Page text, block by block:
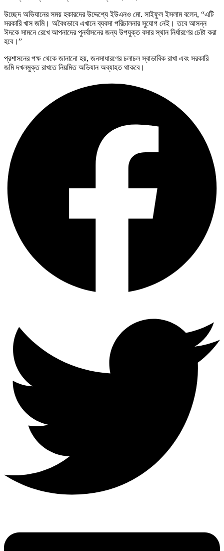
উচ্ছেদ অভিযানের সময় হকারদের উদ্দেশ্যে ইউএনও মো. সাইফুল ইসলাম বলেন, “এটি
সরকারি খাস জমি। অবৈধভাবে এখানে ব্যবসা পরিচালনার সুযোগ নেই। তবে আসন্ন
ঈদকে সামনে রেখে আপনাদের পুনর্বাসনের জন্য উপযুক্ত বসার স্থান নির্ধারণের চেষ্টা করা
হবে।”
প্রশাসনের পক্ষ থেকে জানানো হয়, জনসাধারণের চলাচল স্বাভাবিক রাখা এবং সরকারি
জমি দখলমুক্ত রাখতে নিয়মিত অভিযান অব্যাহত থাকবে।